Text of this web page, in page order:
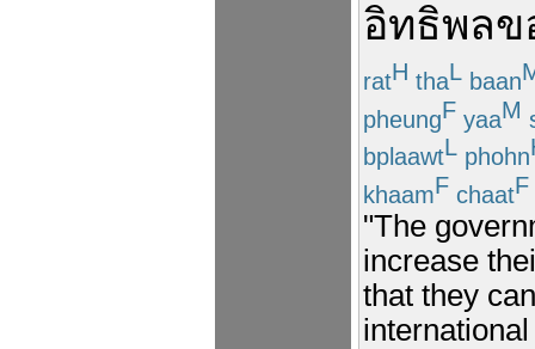
อิทธิพลข
ratH thaL baan
pheungF yaaM
bplaawtL phohn
khaamF chaatF
"The
increase
that they